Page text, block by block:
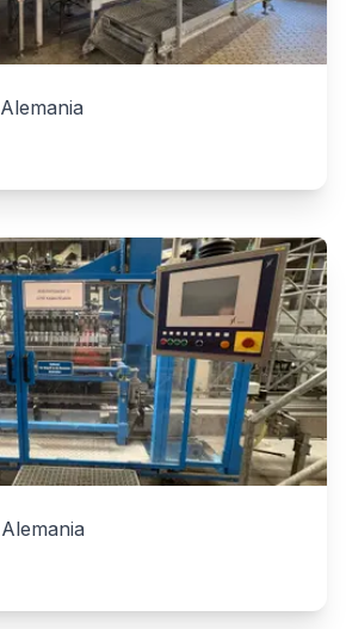
Alemania
Alemania